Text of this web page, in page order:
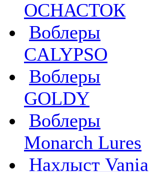
ОСНАСТОК
Воблеры
CALYPSO
Воблеры
GOLDY
Воблеры
Monarch Lures
Нахлыст Vania